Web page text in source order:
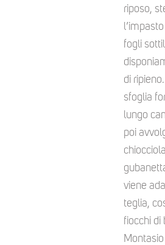
riposo,
fogli
di
sfoglia
lungo
poi
viene
teglia,
fiocchi di